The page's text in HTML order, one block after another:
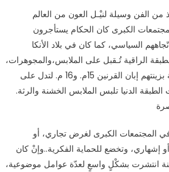
الفن وسيلة لنيْـل العون من العالم
الكبرى كان الحكام يستأجرون
السياسي، كما كان في بلاد الأنكا
الراقية تُـقبل على الملابس،والمجوهرات،
والمشغولات المعدنية الخاصة بزينتهم إبان القرنين 15م. و16 م. لتدل على
الدنيا تلبس الملابس الخشنة والرثة.
المجتمعات الكبرى لغرض تجاري، أو
إشهاري، وتخضع للحماية الفكرية..وإنْ كان
انتشرت بشكْلٍ واسعٍ لعدّة عوامل موضوعية،